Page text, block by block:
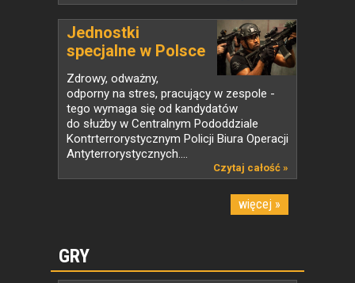
Jednostki
specjalne w Polsce
i...
Zdrowy, odważny,
odporny na stres, pracujący w zespole -
tego wymaga się od kandydatów
do służby w Centralnym Pododdziale
Kontrterrorystycznym Policji Biura Operacji
Antyterrorystycznych....
Czytaj całość »
więcej »
GRY